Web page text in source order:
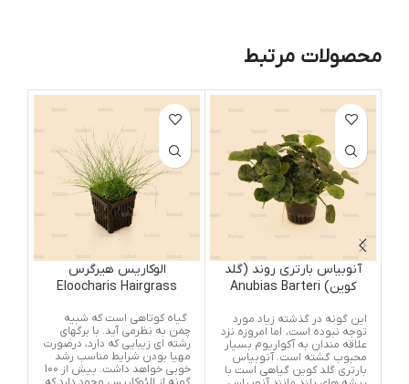
محصولات مرتبط
آنوبیاس بارتری روند (گلد
کوین) Anubias Barteri
این گونه در گذشته زیاد مورد
توجه نبوده است، اما امروزه نزد
علاقه مندان به آکواریوم بسیار
محبوب گشته است. آنوبیاس
بارتری گلد کوین گیاهی است با
الوکاریس هیرگرس
Eloocharis Hairgrass
گیاه کوتاهی است که شبیه
چمن به نظرمی آید. با برگهای
رشته ای زیبایی که دارد، درصورت
مهیا بودن شرایط مناسب رشد
خوبی خواهد داشت. بیش از 100